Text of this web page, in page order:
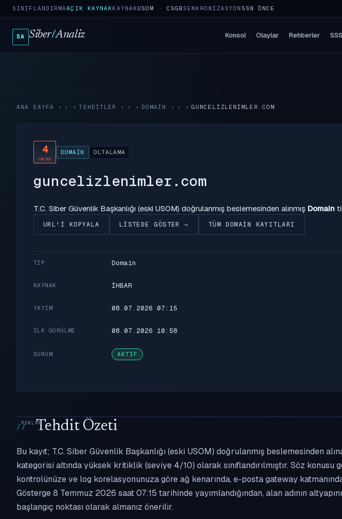
SINIFLANDIRMAAÇIK KAYNAKKAYNAKUSOM · CSGB SENKRONIZASYON 5SN ÖNCE
SA Siber/Analiz Konsol Olaylar Rehberler SSS
ANA SAYFA › TEHDITLER › DOMAIN › GUNCELIZLENIMLER.COM
4
YÜKSEK
DOMAIN OLTALAMA
guncelizlenimler.com
T.C. Siber Güvenlik Başkanlığı (eski USOM) doğrulanmış beslemesinden alınmış Domain
URL'I KOPYALA LISTEDE GÖSTER → TÜM DOMAIN KAYITLARI
TIP Domain
KAYNAK İHBAR
YAYIM 08.07.2026 07:15
İLK GÖRÜLME 08.07.2026 10:58
DURUM AKTIF
Tehdit Özeti
Bu kayıt; T.C. Siber Güvenlik Başkanlığı (eski USOM) doğrulanmış beslemesinden
kategorisi altında yüksek kritiklik (seviye 4/10) olarak sınıflandırılmıştır. Söz
kontrolünüze ve log korelasyonunuza göre ağ kenarında, e-posta gateway
Gösterge 8 Temmuz 2026 saat 07:15 tarihinde yayımlandığından, alan adının
başlangıç noktası olarak almanız önerilir.